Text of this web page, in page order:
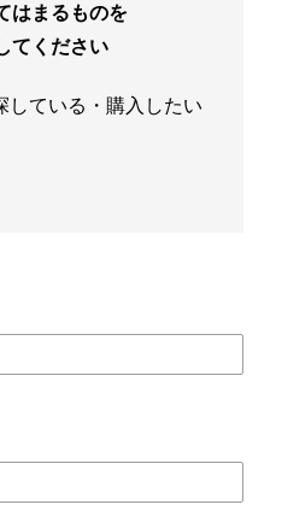
はまるものを
てください
している・購入したい